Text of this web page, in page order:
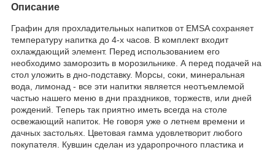
Описание
Графин для прохладительных напитков от EMSA сохраняет
температуру напитка до 4-х часов. В комплект входит
охлаждающий элемент. Перед использованием его
необходимо заморозить в морозильнике. А перед подачей на
стол уложить в дно-подставку. Морсы, соки, минеральная
вода, лимонад - все эти напитки является неотъемлемой
частью нашего меню в дни праздников, торжеств, или дней
рождений. Теперь так приятно иметь всегда на столе
освежающий напиток. Не говоря уже о летнем времени и
дачных застольях. Цветовая гамма удовлетворит любого
покупателя. Кувшин сделан из ударопрочного пластика и